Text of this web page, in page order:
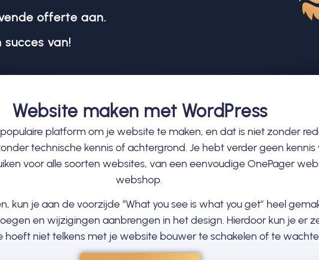
offerte aan.
van!
Website maken met WordPress
platform om je website te maken, en dat is niet zonder
technische kennis of achtergrond. Je hebt verder geen
voor alle soorten websites, van een eenvoudige OnePager
webshop.
je aan de voorzijde “What you see is what you get” heel
en wijzigingen aanbrengen in het design. Hierdoor kun je er
niet telkens met je website bouwer te schakelen of te